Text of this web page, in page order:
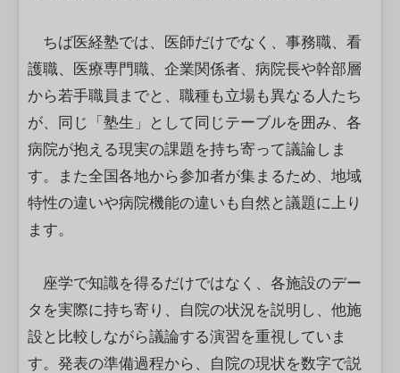
ちば医経塾では、医師だけでなく、事務職、看
護職、医療専門職、企業関係者、病院長や幹部層
から若手職員までと、職種も立場も異なる人たち
が、同じ「塾生」として同じテーブルを囲み、各
病院が抱える現実の課題を持ち寄って議論しま
す。また全国各地から参加者が集まるため、地域
特性の違いや病院機能の違いも自然と議題に上り
ます。
座学で知識を得るだけではなく、各施設のデー
タを実際に持ち寄り、自院の状況を説明し、他施
設と比較しながら議論する演習を重視していま
す。発表の準備過程から、自院の現状を数字で説